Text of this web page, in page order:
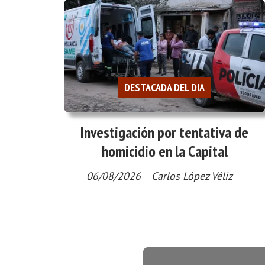
Investigación por tentativa de
homicidio en la Capital
Carlos López Véliz
DESTACADA DEL DIA
06/08/2026